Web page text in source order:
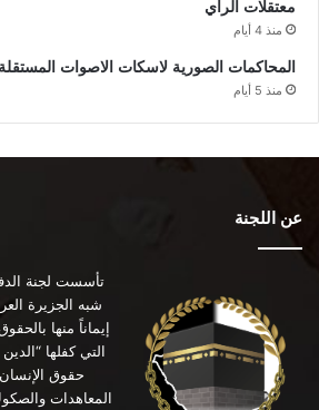
معتقلات الرأي
منذ 4 أيام
المحاكمات الصورية لاسكات الاصوات المستقلة
منذ 5 أيام
عن اللجنة
تأسست لجنة
إيماناً منها
التي كفلها
حقوق
المعاهدات